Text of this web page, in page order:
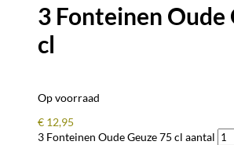
3 Fonteinen Oude
cl
Op voorraad
€ 12,95
3 Fonteinen Oude Geuze 75 cl aantal